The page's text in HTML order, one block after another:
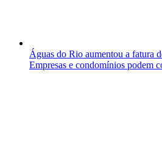
Águas do Rio aumentou a fatura
Empresas e condomínios podem